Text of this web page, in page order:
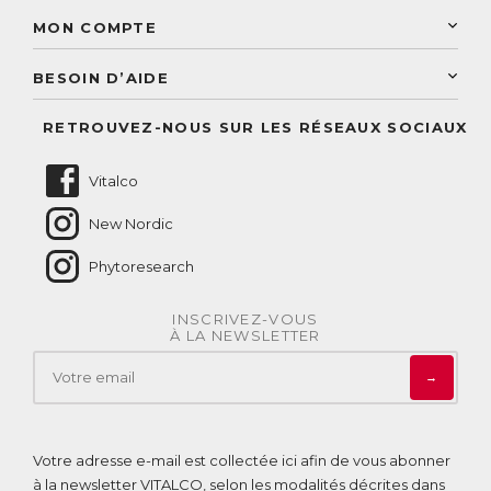
Paiement sécurisé
Conseils personnalisés
Conseil personnalisé
MON COMPTE
BESOIN D’AIDE
RETROUVEZ-NOUS SUR LES RÉSEAUX SOCIAUX
Vitalco
New Nordic
Phytoresearch
INSCRIVEZ-VOUS
À LA NEWSLETTER
→
Votre adresse e-mail est collectée ici afin de vous abonner
à la newsletter VITALCO, selon les modalités décrites dans